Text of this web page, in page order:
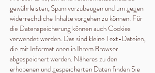
gewährleisten, Spam vorzubeugen und um gegen
widerrechtliche Inhalte vorgehen zu können. Für
die Datenspeicherung können auch Cookies
verwendet werden. Das sind kleine Text-Dateien,
die mit Informationen in Ihrem Browser
abgespeichert werden. Näheres zu den
erhobenen und gespeicherten Daten finden Sie